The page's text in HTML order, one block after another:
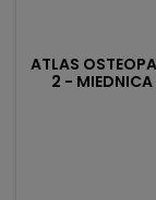
ATLAS
2 - MIEDNICA